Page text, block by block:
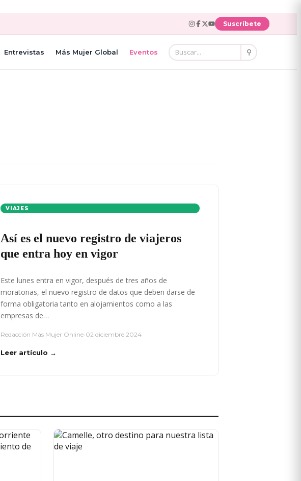
Suscríbete
Entrevistas Más Mujer Global Eventos ⚲
VIAJES
Así es el nuevo registro de viajeros
que entra hoy en vigor
Este lunes entra en vigor, después de tres años de
moratorias, el nuevo registro de datos que deben darse de
forma obligatoria tanto en alojamientos como a las
empresas de…
Redacción Más Mujer Online• 02 diciembre 2024
Leer artículo →